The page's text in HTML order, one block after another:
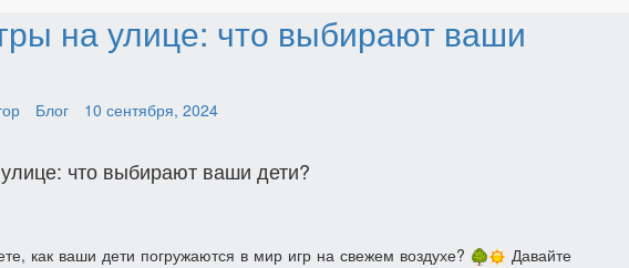
на улице: что выбирают ваши
Блог 10 сентября, 2024
что выбирают ваши дети?
как ваши дети погружаются в мир игр на свежем воздухе? Давайте